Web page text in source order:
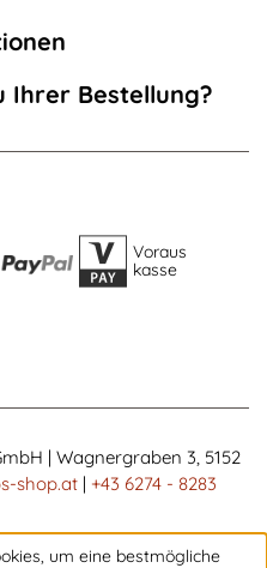
Ihrer Bestellung?
Voraus
kasse
| Wagnergraben 3, 5152
shop.at | +43 6274 - 8283
um eine bestmögliche